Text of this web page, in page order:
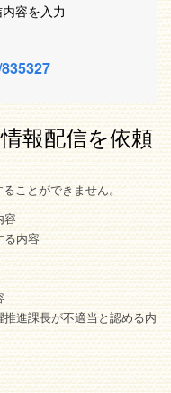
容を入力
報配信を依頼
ことができません。
容
る内容
進課長が不適当と認める内